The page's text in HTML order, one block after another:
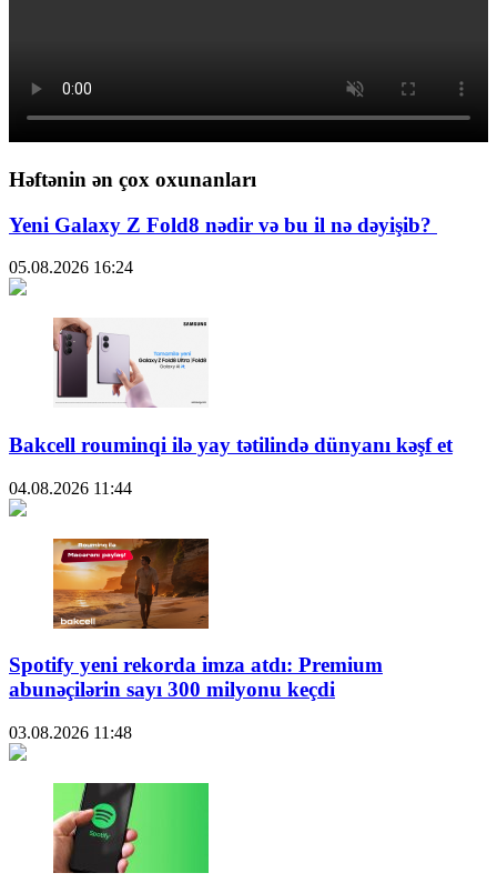
Həftənin ən çox oxunanları
Yeni Galaxy Z Fold8 nədir və bu il nə dəyişib?
05.08.2026 16:24
Bakcell rouminqi ilə yay tətilində dünyanı kəşf et
04.08.2026 11:44
Spotify yeni rekorda imza atdı: Premium
abunəçilərin sayı 300 milyonu keçdi
03.08.2026 11:48